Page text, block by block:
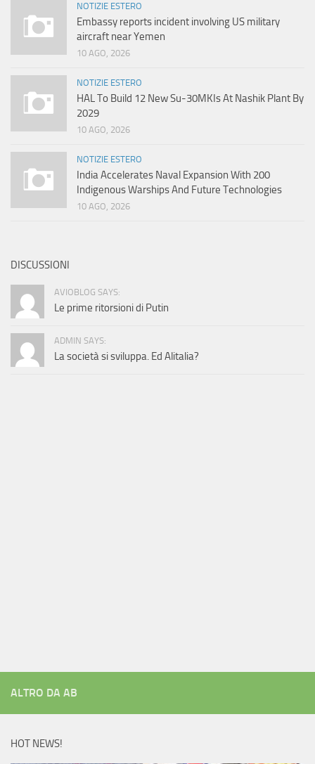
NOTIZIE ESTERO
Embassy reports incident involving US military
aircraft near Yemen
10 AGO, 2026
NOTIZIE ESTERO
HAL To Build 12 New Su-30MKIs At Nashik Plant By
2029
10 AGO, 2026
NOTIZIE ESTERO
India Accelerates Naval Expansion With 200
Indigenous Warships And Future Technologies
10 AGO, 2026
DISCUSSIONI
AVIOBLOG SAYS:
Le prime ritorsioni di Putin
ADMIN SAYS:
La società si sviluppa. Ed Alitalia?
ALTRO DA AB
HOT NEWS!